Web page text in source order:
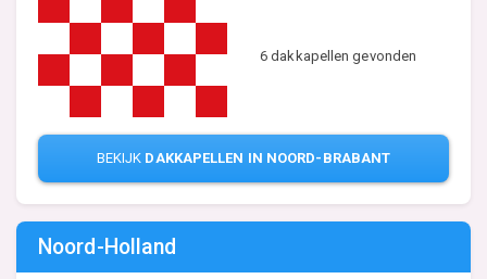
6 dakkapellen gevonden
BEKIJK DAKKAPELLEN IN NOORD-BRABANT
Noord-Holland